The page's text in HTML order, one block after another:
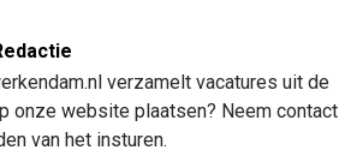
verzamelt vacatures uit de
onze website plaatsen? Neem contact
van het insturen.